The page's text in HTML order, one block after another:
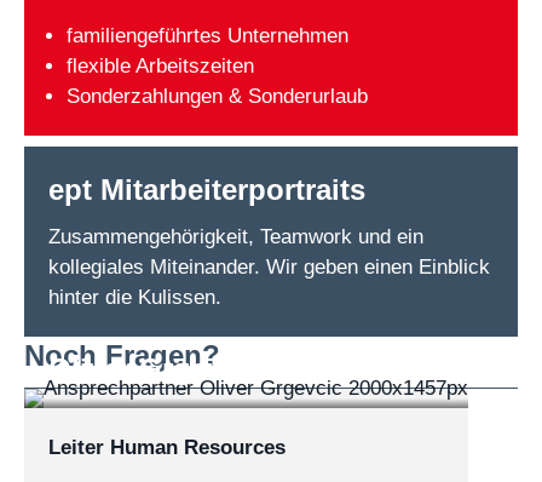
familiengeführtes Unternehmen
flexible Arbeitszeiten
Sonderzahlungen & Sonderurlaub
ept Mitarbeiterportraits
Zusammengehörigkeit, Teamwork und ein
kollegiales Miteinander. Wir geben einen Einblick
hinter die Kulissen.
Noch Fragen?
Oliver Grgevcic
Leiter Human Resources